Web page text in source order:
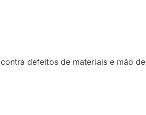
defeitos de materiais e mão de